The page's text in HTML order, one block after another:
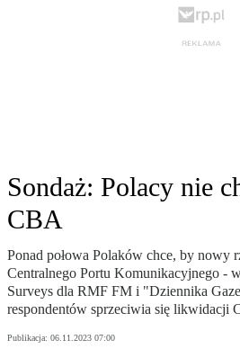
Sondaż: Polacy nie
CBA
Ponad połowa Polaków chce, by nowy
Centralnego Portu Komunikacyjnego -
Surveys dla RMF FM i "Dziennika
respondentów sprzeciwia się likwidacji
Publikacja: 06.11.2023 07:00